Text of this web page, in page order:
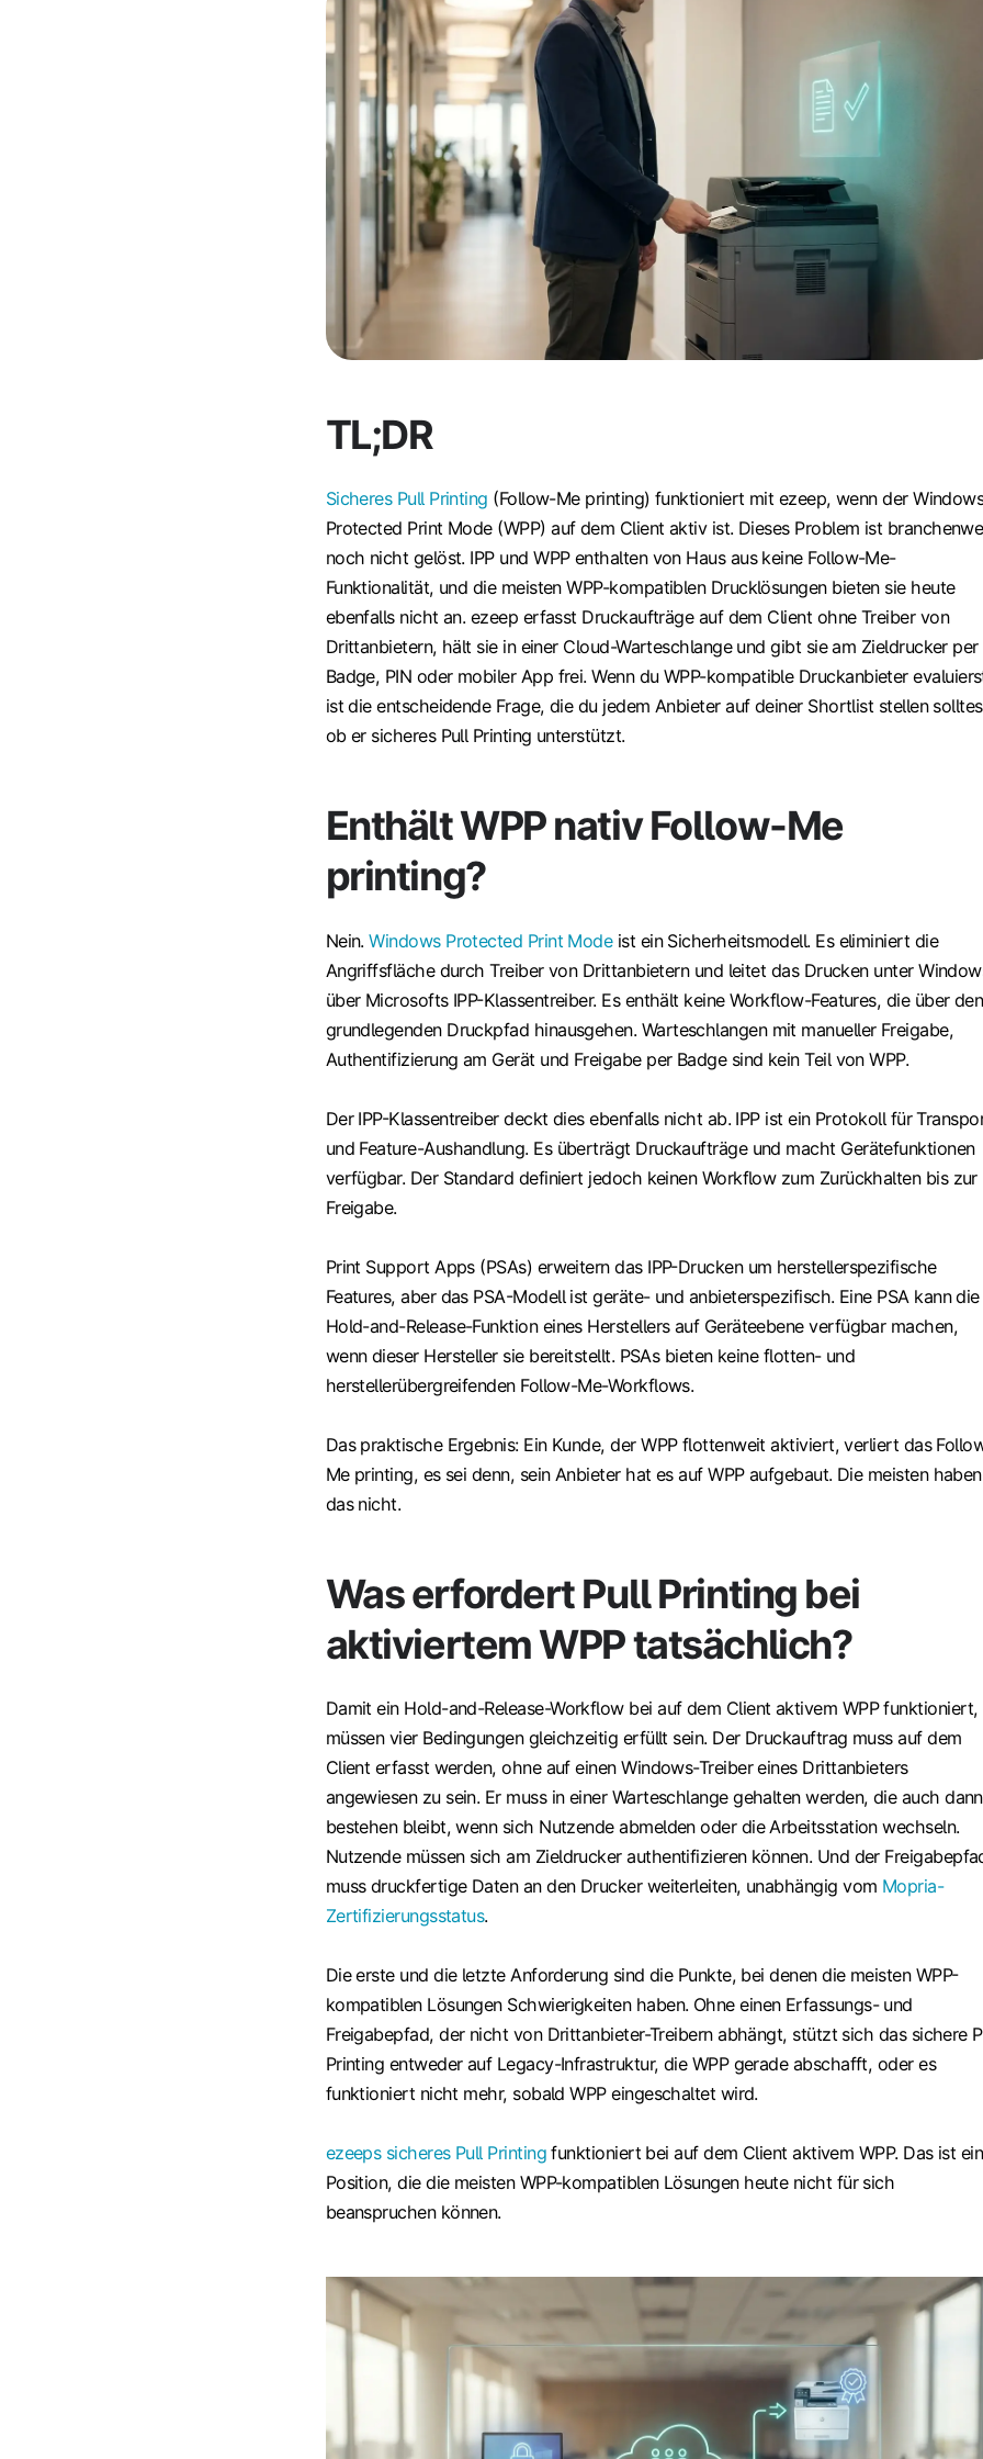
TL;DR
Sicheres Pull Printing (Follow-Me printing) funktioniert mit ezeep, wenn der
Protected Print Mode (WPP) auf dem Client aktiv ist. Dieses Problem ist
noch nicht gelöst. IPP und WPP enthalten von Haus aus keine Follow-Me-
Funktionalität, und die meisten WPP-kompatiblen Drucklösungen bieten sie heute
ebenfalls nicht an. ezeep erfasst Druckaufträge auf dem Client ohne Treiber von
Drittanbietern, hält sie in einer Cloud-Warteschlange und gibt sie am Zieldrucker per
Badge, PIN oder mobiler App frei. Wenn du WPP-kompatible Druckanbieter
ist die entscheidende Frage, die du jedem Anbieter auf deiner Shortlist stellen
ob er sicheres Pull Printing unterstützt.
Enthält WPP nativ Follow-Me
printing?
Nein.Windows Protected Print Modeist ein Sicherheitsmodell. Es eliminiert die
Angriffsfläche durch Treiber von Drittanbietern und leitet das Drucken unter
über Microsofts IPP-Klassentreiber. Es enthält keine Workflow-Features, die über den
grundlegenden Druckpfad hinausgehen. Warteschlangen mit manueller Freigabe,
Authentifizierung am Gerät und Freigabe per Badge sind kein Teil von WPP.
Der IPP-Klassentreiber deckt dies ebenfalls nicht ab. IPP ist ein Protokoll für
und Feature-Aushandlung. Es überträgt Druckaufträge und macht Gerätefunktionen
verfügbar. Der Standard definiert jedoch keinen Workflow zum Zurückhalten bis zur
Freigabe.
Print Support Apps (PSAs) erweitern das IPP-Drucken um herstellerspezifische
Features, aber das PSA-Modell ist geräte- und anbieterspezifisch. Eine PSA kann die
Hold-and-Release-Funktion eines Herstellers auf Geräteebene verfügbar machen,
wenn dieser Hersteller sie bereitstellt. PSAs bieten keine flotten- und
herstellerübergreifenden Follow-Me-Workflows.
Das praktische Ergebnis: Ein Kunde, der WPP flottenweit aktiviert, verliert das
Me printing, es sei denn, sein Anbieter hat es auf WPP aufgebaut. Die meisten haben
das nicht.
Was erfordert Pull Printing bei
aktiviertem WPP tatsächlich?
Damit ein Hold-and-Release-Workflow bei auf dem Client aktivem WPP funktioniert,
müssen vier Bedingungen gleichzeitig erfüllt sein. Der Druckauftrag muss auf dem
Client erfasst werden, ohne auf einen Windows-Treiber eines Drittanbieters
angewiesen zu sein. Er muss in einer Warteschlange gehalten werden, die auch dann
bestehen bleibt, wenn sich Nutzende abmelden oder die Arbeitsstation wechseln.
Nutzende müssen sich am Zieldrucker authentifizieren können. Und der
muss druckfertige Daten an den Drucker weiterleiten, unabhängig vom Mopria-
Zertifizierungsstatus.
Die erste und die letzte Anforderung sind die Punkte, bei denen die meisten WPP-
kompatiblen Lösungen Schwierigkeiten haben. Ohne einen Erfassungs- und
Freigabepfad, der nicht von Drittanbieter-Treibern abhängt, stützt sich das sichere
Printing entweder auf Legacy-Infrastruktur, die WPP gerade abschafft, oder es
funktioniert nicht mehr, sobald WPP eingeschaltet wird.
ezeeps sicheres Pull Printing funktioniert bei auf dem Client aktivem WPP. Das ist
Position, die die meisten WPP-kompatiblen Lösungen heute nicht für sich
beanspruchen können.